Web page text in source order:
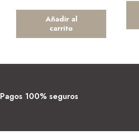
Añadir al
carrito
Pagos 100% seguros